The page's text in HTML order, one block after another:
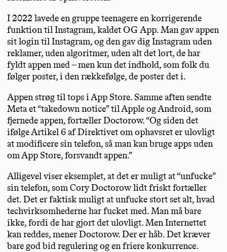
I 2022 lavede en gruppe teenagere en korrigerende
funktion til Instagram, kaldet OG App. Man gav appen
sit login til Instagram, og den gav dig Instagram uden
reklamer, uden algoritmer, uden alt det lort, de har
fyldt appen med – men kun det indhold, som folk du
følger poster, i den rækkefølge, de poster det i.
Appen strøg til tops i App Store. Samme aften sendte
Meta et “takedown notice” til Apple og Android, som
fjernede appen, fortæller Doctorow. “Og siden det
ifølge Artikel 6 af Direktivet om ophavsret er ulovligt
at modificere sin telefon, så man kan bruge apps uden
om App Store, forsvandt appen.”
Alligevel viser eksemplet, at det er muligt at “unfucke”
sin telefon, som Cory Doctorow lidt friskt fortæller
det. Det er faktisk muligt at unfucke stort set alt, hvad
techvirksomhederne har fucket med. Man må bare
ikke, fordi de har gjort det ulovligt. Men Internettet
kan reddes, mener Doctorow. Der er håb. Det kræver
bare god bid regulering og en friere konkurrence.